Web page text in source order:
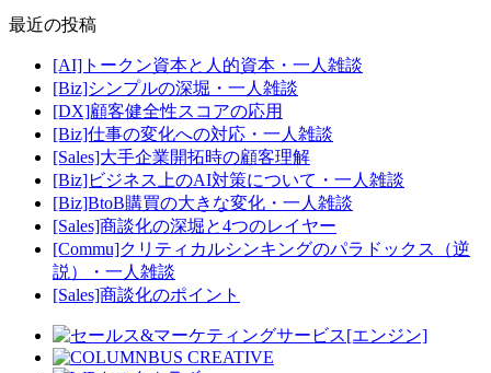
最近の投稿
[AI]トークン資本と人的資本・一人雑談
[Biz]シンプルの深堀・一人雑談
[DX]顧客健全性スコアの応用
[Biz]仕事の変化への対応・一人雑談
[Sales]大手企業開拓時の顧客理解
[Biz]ビジネス上のAI対策について・一人雑談
[Biz]BtoB購買の大きな変化・一人雑談
[Sales]商談化の深堀と4つのレイヤー
[Commu]クリティカルシンキングのパラドックス（逆
説）・一人雑談
[Sales]商談化のポイント